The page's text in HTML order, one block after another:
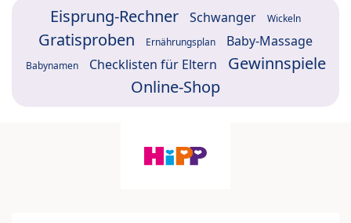
Eisprung-Rechner Schwanger Wickeln
Gratisproben Ernährungsplan Baby-Massage
Babynamen Checklisten für Eltern
Gewinnspiele
Online-Shop